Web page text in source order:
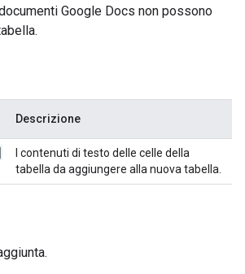
Google Docs non possono
Descrizione
I contenuti di testo delle celle della
tabella da aggiungere alla nuova tabella.